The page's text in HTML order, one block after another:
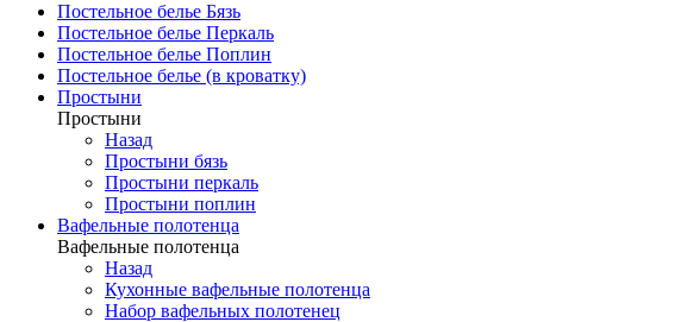
Постельное белье Бязь
Постельное белье Перкаль
Постельное белье Поплин
Постельное белье (в кроватку)
Простыни
Простыни
Назад
Простыни бязь
Простыни перкаль
Простыни поплин
Вафельные полотенца
Вафельные полотенца
Назад
Кухонные вафельные полотенца
Набор вафельных полотенец